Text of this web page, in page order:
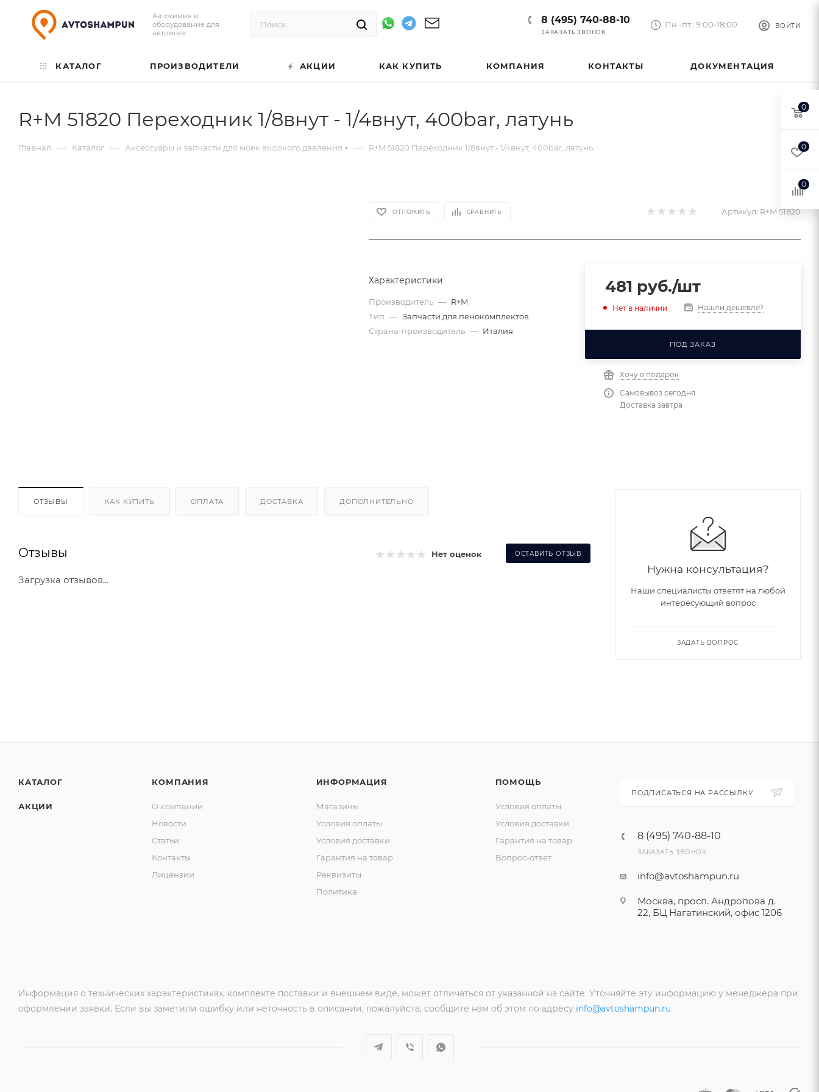
Автохимия и
оборудование для
автомоек
ВОЙТИ
8 (495) 740-88-10
ЗАКАЗАТЬ ЗВОНОК
Пн.-пт.: 9:00-18:00
КАТАЛОГ ПРОИЗВОДИТЕЛИ АКЦИИ КАК КУПИТЬ КОМПАНИЯ КОНТАКТЫ ДОКУМЕНТАЦИЯ
R+M 51820 Переходник 1/8внут - 1/4внут, 400bar, латунь
Главная — Каталог — Аксессуары и запчасти для моек высокого давления — R+M 51820 Переходник 1/8внут - 1/4внут, 400bar, латунь
ОТЛОЖИТЬ СРАВНИТЬ Артикул: R+M 51820
Характеристики
Производитель — R+M
Тип — Запчасти для пенокомплектов
Страна-производитель — Италия
481 руб./шт
Нет в наличии Нашли дешевле?
ПОД ЗАКАЗ
Хочу в подарок
Самовывоз сегодня
Доставка завтра
ОТЗЫВЫ КАК КУПИТЬ ОПЛАТА ДОСТАВКА ДОПОЛНИТЕЛЬНО
Отзывы Нет оценок ОСТАВИТЬ ОТЗЫВ
Загрузка отзывов...
Нужна консультация?
Наши специалисты ответят на любой
интересующий вопрос
ЗАДАТЬ ВОПРОС
КАТАЛОГ
АКЦИИ
КОМПАНИЯ
О компании
Новости
Статьи
Контакты
Лицензии
ИНФОРМАЦИЯ
Магазины
Условия оплаты
Условия доставки
Гарантия на товар
Реквизиты
Политика
ПОМОЩЬ
Условия оплаты
Условия доставки
Гарантия на товар
Вопрос-ответ
ПОДПИСАТЬСЯ НА РАССЫЛКУ
8 (495) 740-88-10
ЗАКАЗАТЬ ЗВОНОК
info@avtoshampun.ru
Москва, просп. Андропова д.
22, БЦ Нагатинский, офис 1206
Информация о технических характеристиках, комплекте поставки и внешнем виде, может отличаться от указанной на сайте. Уточняйте эту информацию у менеджера при
оформлении заявки. Если вы заметили ошибку или неточность в описании, пожалуйста, сообщите нам об этом по адресу info@avtoshampun.ru
0
0
0